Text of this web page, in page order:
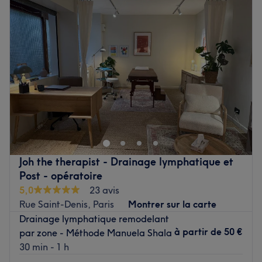
Mercredi
Jeudi
Vendredi
–17:00
Samedi
09:00–13:00
Dimanche
Fermé
Bienvenue chez Illiana Cacoub situé dans le 3e
arrondissement de Paris. Oubliez vos soucis du quotidien
et prenez le temps de reposer votre corps et votre esprit
grâce à des prestations sur mesure adaptées à vos
besoins.
Transport public le plus proche
Le salon est situé à trois minutes à pied de la station de
métro Arts et Métiers.
L’équipe
Illiana est aux petits soins pour sa clientèle.
Joh the therapist - Drainage lymphatique et
Post - opératoire
5,0
23 avis
Rue Saint-Denis, Paris
Montrer sur la carte
Drainage lymphatique remodelant
par zone - Méthode Manuela Shala
30 min - 1 h
à partir de 50 €